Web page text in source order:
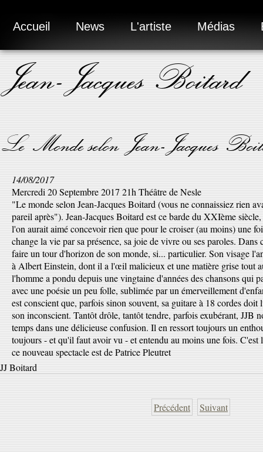
Accueil News L'artiste Médias
Jean-Jacques Boitard
Le Monde selon Jean-Jacques
14/08/2017
Mercredi 20 Septembre 2017 21h Théâtre de Nesle
"Le monde selon Jean-Jacques Boitard (vous ne connaissiez rien
pareil après"). Jean-Jacques Boitard est ce barde du XXIème
l'on aurait aimé concevoir rien que pour le croiser (au moins) une
change la vie par sa présence, sa joie de vivre ou ses paroles. Dans
faire un tour d'horizon de son monde, si... particulier. Son visage
à Albert Einstein, dont il a l'œil malicieux et une matière grise tout
l'homme a pondu depuis une vingtaine d'années des chansons qui
avec une poésie un peu folle, sublimée par un émerveillement
est conscient que, parfois sinon souvent, sa guitare à 18 cordes doit
son inconscient. Tantôt drôle, tantôt tendre, parfois exubérant, JJB
temps dans une délicieuse confusion. Il en ressort toujours un
toujours - et qu'il faut avoir vu - et entendu au moins une fois. C'est
ce nouveau spectacle est de Patrice Pleutret
JJ Boitard
Précédent Suivant